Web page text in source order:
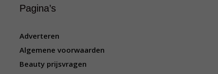
Pagina’s
Adverteren
Algemene voorwaarden
Beauty prijsvragen